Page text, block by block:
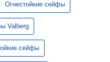
Огнестойкие сейфы
Valberg
сейфы